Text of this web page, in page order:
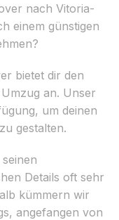
nach Vitoria-
einem günstigen
bietet dir den
an. Unser
um deinen
gestalten.
Details oft sehr
kümmern wir
angefangen von